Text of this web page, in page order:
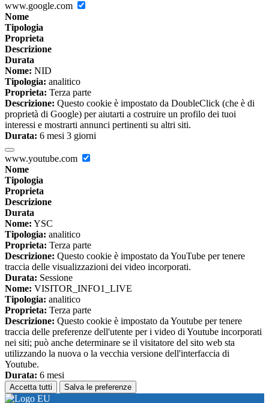
www.google.com
Nome
Tipologia
Proprieta
Descrizione
Durata
Nome: NID
Tipologia: analitico
Proprieta: Terza parte
Descrizione: Questo cookie è impostato da DoubleClick (che è di
proprietà di Google) per aiutarti a costruire un profilo dei tuoi
interessi e mostrarti annunci pertinenti su altri siti.
Durata: 6 mesi 3 giorni
www.youtube.com
Nome
Tipologia
Proprieta
Descrizione
Durata
Nome: YSC
Tipologia: analitico
Proprieta: Terza parte
Descrizione: Questo cookie è impostato da YouTube per tenere
traccia delle visualizzazioni dei video incorporati.
Durata: Sessione
Nome: VISITOR_INFO1_LIVE
Tipologia: analitico
Proprieta: Terza parte
Descrizione: Questo cookie è impostato da Youtube per tenere
traccia delle preferenze dell'utente per i video di Youtube incorporati
nei siti; può anche determinare se il visitatore del sito web sta
utilizzando la nuova o la vecchia versione dell'interfaccia di
Youtube.
Durata: 6 mesi
Accetta tutti Salva le preferenze